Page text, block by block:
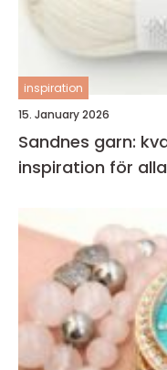
inspiration
15. January 2026
Sandnes garn:
inspiration för